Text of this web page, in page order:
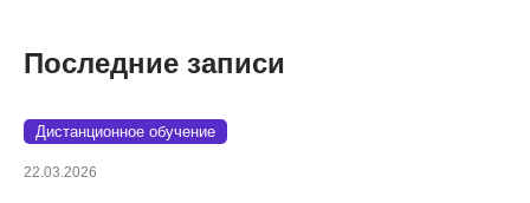
Последние записи
Дистанционное обучение
22.03.2026